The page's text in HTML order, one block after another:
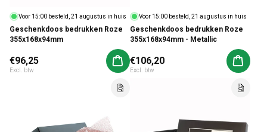
Voor 15:00 besteld, 21 augustus in huis
Geschenkdoos bedrukken Roze
355x168x94mm
Normale prijs
€96,25
Excl. btw
Aan winkelwagen toevoegen
Voor 15:00 besteld, 21 augustus in huis
Geschenkdoos bedrukken Roze
355x168x94mm - Metallic
Normale prijs
€106,20
Excl. btw
Aan